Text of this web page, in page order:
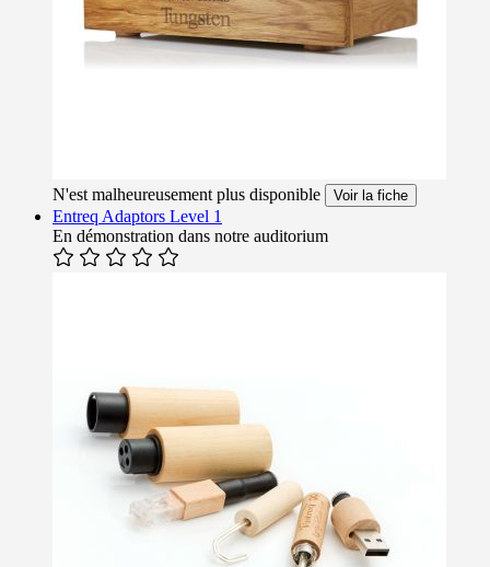
N'est malheureusement plus disponible Voir la fiche
Entreq Adaptors Level 1
En démonstration dans notre auditorium